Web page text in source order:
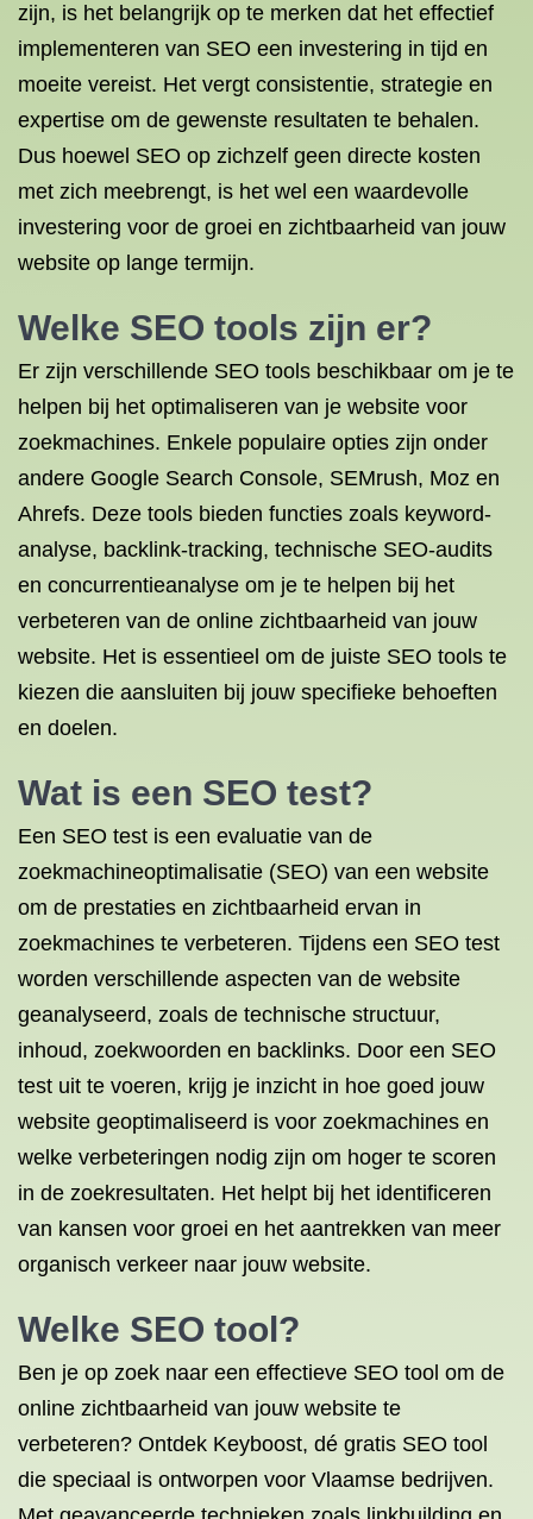
zijn, is het belangrijk op te merken dat het effectief
implementeren van SEO een investering in tijd en
moeite vereist. Het vergt consistentie, strategie en
expertise om de gewenste resultaten te behalen.
Dus hoewel SEO op zichzelf geen directe kosten
met zich meebrengt, is het wel een waardevolle
investering voor de groei en zichtbaarheid van jouw
website op lange termijn.
Welke SEO tools zijn er?
Er zijn verschillende SEO tools beschikbaar om je te
helpen bij het optimaliseren van je website voor
zoekmachines. Enkele populaire opties zijn onder
andere Google Search Console, SEMrush, Moz en
Ahrefs. Deze tools bieden functies zoals keyword-
analyse, backlink-tracking, technische SEO-audits
en concurrentieanalyse om je te helpen bij het
verbeteren van de online zichtbaarheid van jouw
website. Het is essentieel om de juiste SEO tools te
kiezen die aansluiten bij jouw specifieke behoeften
en doelen.
Wat is een SEO test?
Een SEO test is een evaluatie van de
zoekmachineoptimalisatie (SEO) van een website
om de prestaties en zichtbaarheid ervan in
zoekmachines te verbeteren. Tijdens een SEO test
worden verschillende aspecten van de website
geanalyseerd, zoals de technische structuur,
inhoud, zoekwoorden en backlinks. Door een SEO
test uit te voeren, krijg je inzicht in hoe goed jouw
website geoptimaliseerd is voor zoekmachines en
welke verbeteringen nodig zijn om hoger te scoren
in de zoekresultaten. Het helpt bij het identificeren
van kansen voor groei en het aantrekken van meer
organisch verkeer naar jouw website.
Welke SEO tool?
Ben je op zoek naar een effectieve SEO tool om de
online zichtbaarheid van jouw website te
verbeteren? Ontdek Keyboost, dé gratis SEO tool
die speciaal is ontworpen voor Vlaamse bedrijven.